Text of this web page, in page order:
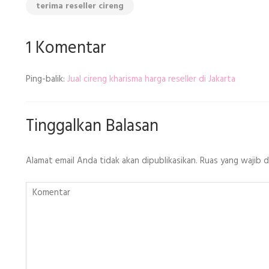
terima reseller cireng
1 Komentar
Ping-balik: Jual cireng kharisma harga reseller di Jakarta
Tinggalkan Balasan
Alamat email Anda tidak akan dipublikasikan. Ruas yang wajib
Komentar